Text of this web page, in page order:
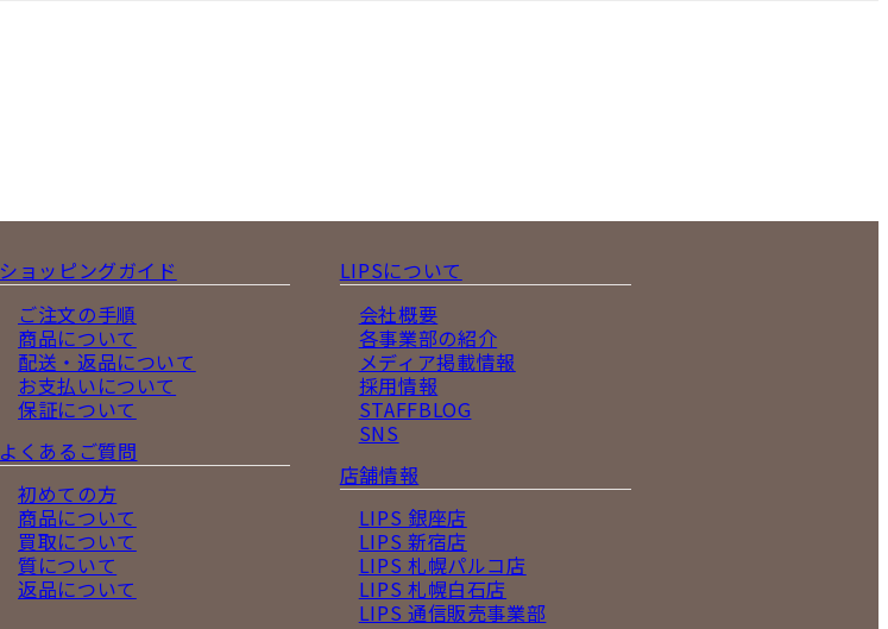
ショッピングガイド
ご注文の手順
商品について
配送・返品について
お支払いについて
保証について
よくあるご質問
初めての方
商品について
買取について
質について
返品について
LIPSについて
会社概要
各事業部の紹介
メディア掲載情報
採用情報
STAFFBLOG
SNS
店舗情報
LIPS 銀座店
LIPS 新宿店
LIPS 札幌パルコ店
LIPS 札幌白石店
LIPS 通信販売事業部